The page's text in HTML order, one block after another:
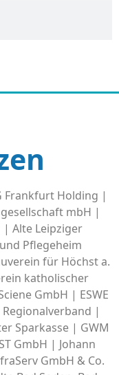
Frankfurt Holding |
mbH |
| Alte Leipziger
Pflegeheim
für Höchst a.
katholischer
GmbH | ESWE
|
Sparkasse | GWM
GmbH | Johann
GmbH & Co.